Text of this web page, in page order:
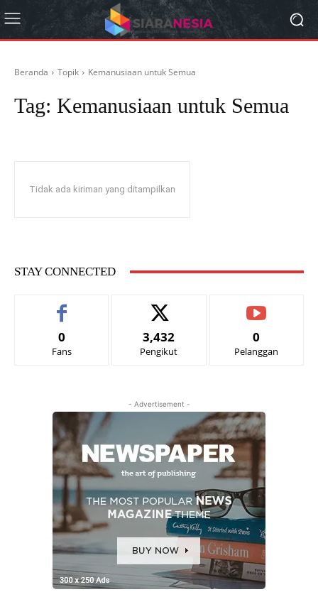
Beranda Topik Kemanusiaan untuk Semua
Tag: Kemanusiaan untuk Semua
Tidak ada kiriman yang ditampilkan
STAY CONNECTED
0
Fans
3,432
Pengikut
0
Pelanggan
- Advertisement -